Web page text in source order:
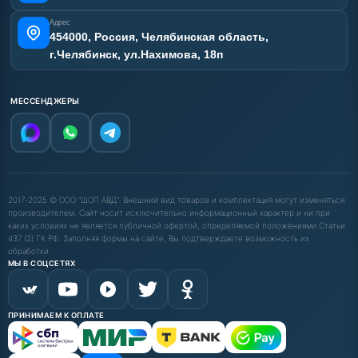
Адрес
454000, Россия, Челябинская область,
г.Челябинск, ул.Нахимова, 18п
МЕССЕНДЖЕРЫ
2017-2025 © ООО "ШОП АВД". Внешний вид товаров и комплектация могут изменяться
производителем. Сайт носит исключительно информационный характер и ни при
каких условиях не является публичной офертой, определяемой положениями Статьи
437 (2) ГК РФ. Заполняя формы на сайте, Вы подтверждаете возможность их
обработки.
МЫ В СОЦСЕТЯХ
ПРИНИМАЕМ К ОПЛАТЕ